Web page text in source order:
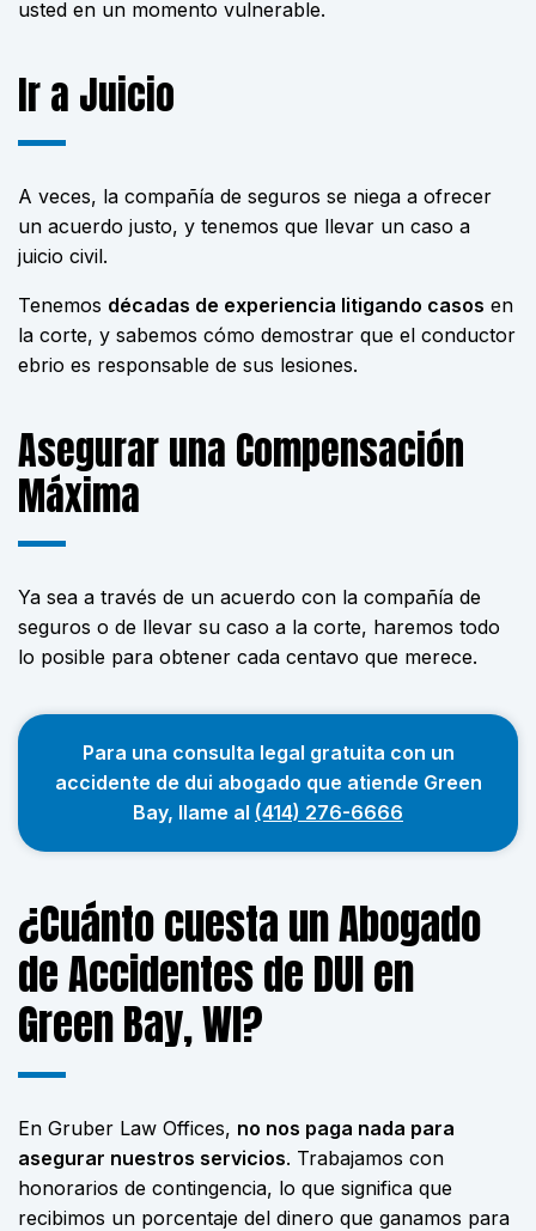
usted en un momento vulnerable.
Ir a Juicio
A veces, la compañía de seguros se niega a ofrecer
un acuerdo justo, y tenemos que llevar un caso a
juicio civil.
Tenemos décadas de experiencia litigando casos en
la corte, y sabemos cómo demostrar que el conductor
ebrio es responsable de sus lesiones.
Asegurar una Compensación
Máxima
Ya sea a través de un acuerdo con la compañía de
seguros o de llevar su caso a la corte, haremos todo
lo posible para obtener cada centavo que merece.
Para una consulta legal gratuita con un
accidente de dui abogado que atiende Green
Bay, llame al (414) 276-6666
¿Cuánto cuesta un Abogado
de Accidentes de DUI en
Green Bay, WI?
En Gruber Law Offices, no nos paga nada para
asegurar nuestros servicios. Trabajamos con
honorarios de contingencia, lo que significa que
recibimos un porcentaje del dinero que ganamos para